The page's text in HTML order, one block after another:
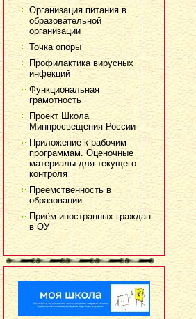
Организация питания в
образовательной
организации
Точка опоры
Профилактика вирусных
инфекций
Функциональная
грамотность
Проект Школа
Минпросвещения России
Приложение к рабочим
программам. Оценочные
материалы для текущего
контроля
Преемственность в
образовании
Приём иностранных граждан
в ОУ